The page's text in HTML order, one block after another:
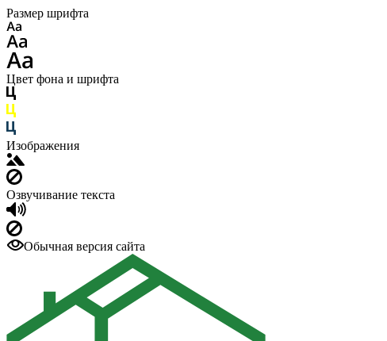
Размер шрифта
Цвет фона и шрифта
Изображения
Озвучивание текста
Обычная версия сайта